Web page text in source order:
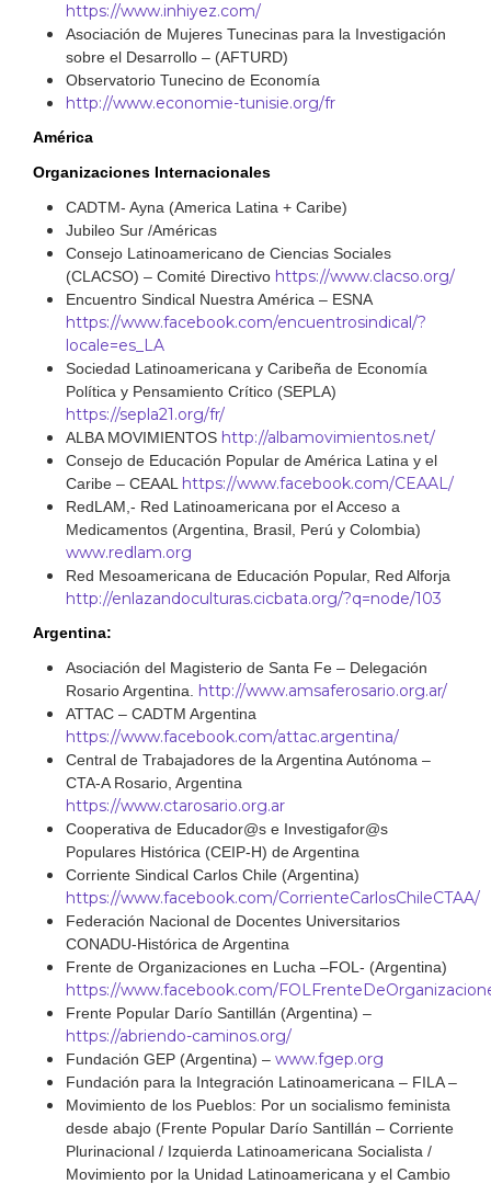
https://www.inhiyez.com/
Asociación de Mujeres Tunecinas para la Investigación
sobre el Desarrollo – (AFTURD)
Observatorio Tunecino de Economía
http://www.economie-tunisie.org/fr
América
Organizaciones Internacionales
CADTM- Ayna (America Latina + Caribe)
Jubileo Sur /Américas
Consejo Latinoamericano de Ciencias Sociales
(CLACSO) – Comité Directivo https://www.clacso.org/
Encuentro Sindical Nuestra América – ESNA
https://www.facebook.com/encuentrosindical/?
locale=es_LA
Sociedad Latinoamericana y Caribeña de Economía
Política y Pensamiento Crítico (SEPLA)
https://sepla21.org/fr/
ALBA MOVIMIENTOS http://albamovimientos.net/
Consejo de Educación Popular de América Latina y el
Caribe – CEAAL https://www.facebook.com/CEAAL/
RedLAM,- Red Latinoamericana por el Acceso a
Medicamentos (Argentina, Brasil, Perú y Colombia)
www.redlam.org
Red Mesoamericana de Educación Popular, Red Alforja
http://enlazandoculturas.cicbata.org/?q=node/103
Argentina:
Asociación del Magisterio de Santa Fe – Delegación
Rosario Argentina. http://www.amsaferosario.org.ar/
ATTAC – CADTM Argentina
https://www.facebook.com/attac.argentina/
Central de Trabajadores de la Argentina Autónoma –
CTA-A Rosario, Argentina
https://www.ctarosario.org.ar
Cooperativa de Educador@s e Investigafor@s
Populares Histórica (CEIP-H) de Argentina
Corriente Sindical Carlos Chile (Argentina)
https://www.facebook.com/CorrienteCarlosChileCTAA/
Federación Nacional de Docentes Universitarios
CONADU-Histórica de Argentina
Frente de Organizaciones en Lucha –FOL- (Argentina)
https://www.facebook.com/
Frente Popular Darío Santillán (Argentina) –
https://abriendo-caminos.org/
Fundación GEP (Argentina) – www.fgep.org
Fundación para la Integración Latinoamericana – FILA –
Movimiento de los Pueblos: Por un socialismo feminista
desde abajo (Frente Popular Darío Santillán – Corriente
Plurinacional / Izquierda Latinoamericana Socialista /
Movimiento por la Unidad Latinoamericana y el Cambio